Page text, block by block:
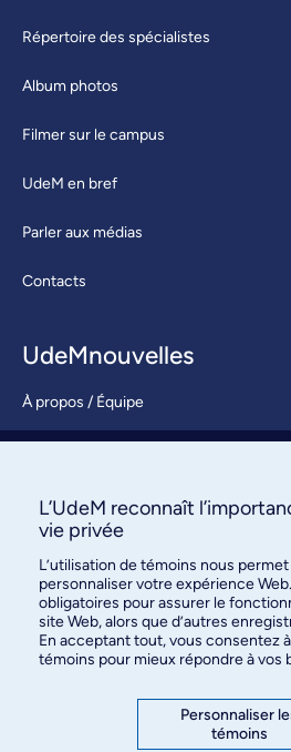
Répertoire des spécialistes
Album photos
Filmer sur le campus
UdeM en bref
Parler aux médias
Contacts
UdeMnouvelles
À propos / Équipe
S’abonner
Bureau des communications et
des relations publiques
3744, rue Jean-Brillant, bureau 490
L’UdeM reconnaît
vie privée
L’utilisation de témoins nous
personnaliser votre expérience
obligatoires pour assurer le
site Web, alors que d’autres
En acceptant tout, vous consentez
témoins pour mieux répondre à vos
Personnaliser
témoins